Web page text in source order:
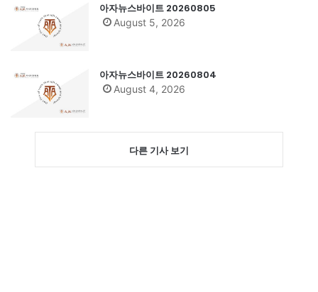
아자뉴스바이트 20260805
August 5, 2026
아자뉴스바이트 20260804
August 4, 2026
다른 기사 보기